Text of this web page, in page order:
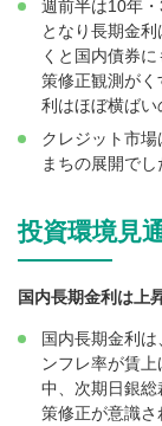
週前半は10年
となり長期金
くと国内債券
策修正観測が
利はほぼ横ばい
クレジット市
まちの展開でし
投資環境見
国内長期金利は上
国内長期金利
ンフレ率が賃
中、次期日銀
策修正が意識